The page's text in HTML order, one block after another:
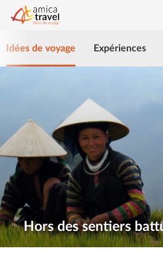
Idées de voyage Expériences
Hors des sentiers